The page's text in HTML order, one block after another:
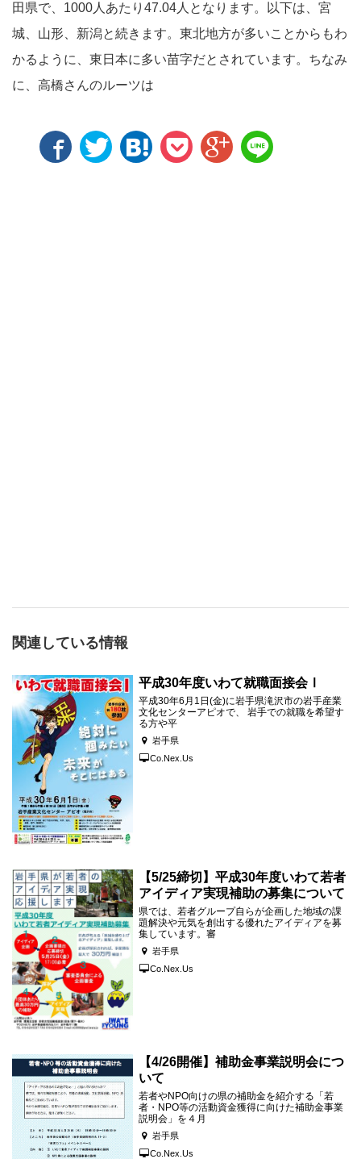
田県で、1000人あたり47.04人となります。以下は、宮
城、山形、新潟と続きます。東北地方が多いことからもわ
かるように、東日本に多い苗字だとされています。ちなみ
に、高橋さんのルーツは
関連している情報
平成30年度いわて就職面接会Ⅰ
平成30年6月1日(金)に岩手県滝沢市の岩手産業
文化センターアピオで、 岩手での就職を希望す
る方や平
岩手県
Co.Nex.Us
【5/25締切】平成30年度いわて若者
アイディア実現補助の募集について
県では、若者グループ自らが企画した地域の課
題解決や元気を創出する優れたアイディアを募
集しています。審
岩手県
Co.Nex.Us
【4/26開催】補助金事業説明会につ
いて
若者やNPO向けの県の補助金を紹介する「若
者・NPO等の活動資金獲得に向けた補助金事業
説明会」を４月
岩手県
Co.Nex.Us